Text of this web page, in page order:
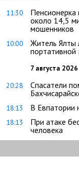
11:30
Пенсионерка
около 14,5
мошенников
10:00
Житель Ялты
портативной
7 августа 2026
20:28
Спасатели
18:13 В Евпатории
18:13
При атаке
человека